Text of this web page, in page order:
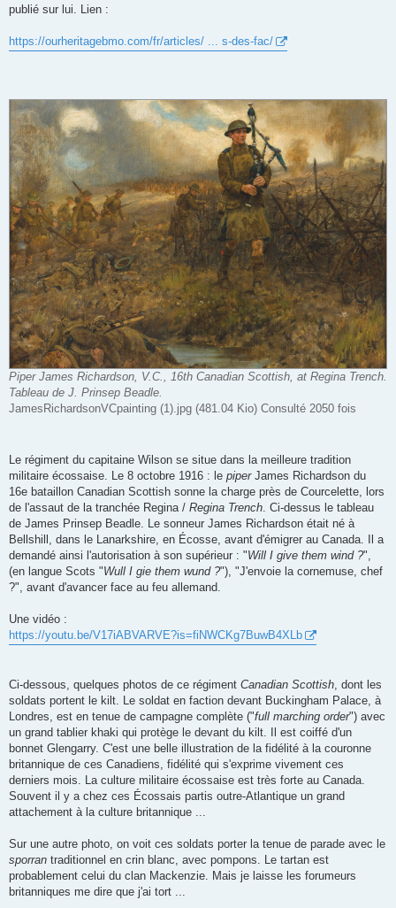
publié sur lui. Lien :
https://ourheritagebmo.com/fr/articles/ ... s-des-fac/
Piper James Richardson, V.C., 16th Canadian Scottish, at Regina Trench.
Tableau de J. Prinsep Beadle.
JamesRichardsonVCpainting (1).jpg (481.04 Kio) Consulté 2050 fois
Le régiment du capitaine Wilson se situe dans la meilleure tradition
militaire écossaise. Le 8 octobre 1916 : le piperJames Richardson du
16e bataillon Canadian Scottish sonne la charge près de Courcelette, lors
de l'assaut de la tranchée Regina / Regina Trench. Ci-dessus le tableau
de James Prinsep Beadle. Le sonneur James Richardson était né à
Bellshill, dans le Lanarkshire, en Écosse, avant d'émigrer au Canada. Il a
demandé ainsi l'autorisation à son supérieur : "Will I give them wind ?",
(en langue Scots "Wull I gie them wund ?"), "J'envoie la cornemuse, chef
?", avant d'avancer face au feu allemand.
Une vidéo :
https://youtu.be/V17iABVARVE?is=fiNWCKg7BuwB4XLb
Ci-dessous, quelques photos de ce régiment Canadian Scottish , dont les
soldats portent le kilt. Le soldat en faction devant Buckingham Palace, à
Londres, est en tenue de campagne complète ("full marching order") avec
un grand tablier khaki qui protège le devant du kilt. Il est coiffé d'un
bonnet Glengarry. C'est une belle illustration de la fidélité à la couronne
britannique de ces Canadiens, fidélité qui s'exprime vivement ces
derniers mois. La culture militaire écossaise est très forte au Canada.
Souvent il y a chez ces Écossais partis outre-Atlantique un grand
attachement à la culture britannique ...
Sur une autre photo, on voit ces soldats porter la tenue de parade avec le
sporran traditionnel en crin blanc, avec pompons. Le tartan est
probablement celui du clan Mackenzie. Mais je laisse les forumeurs
britanniques me dire que j'ai tort ...